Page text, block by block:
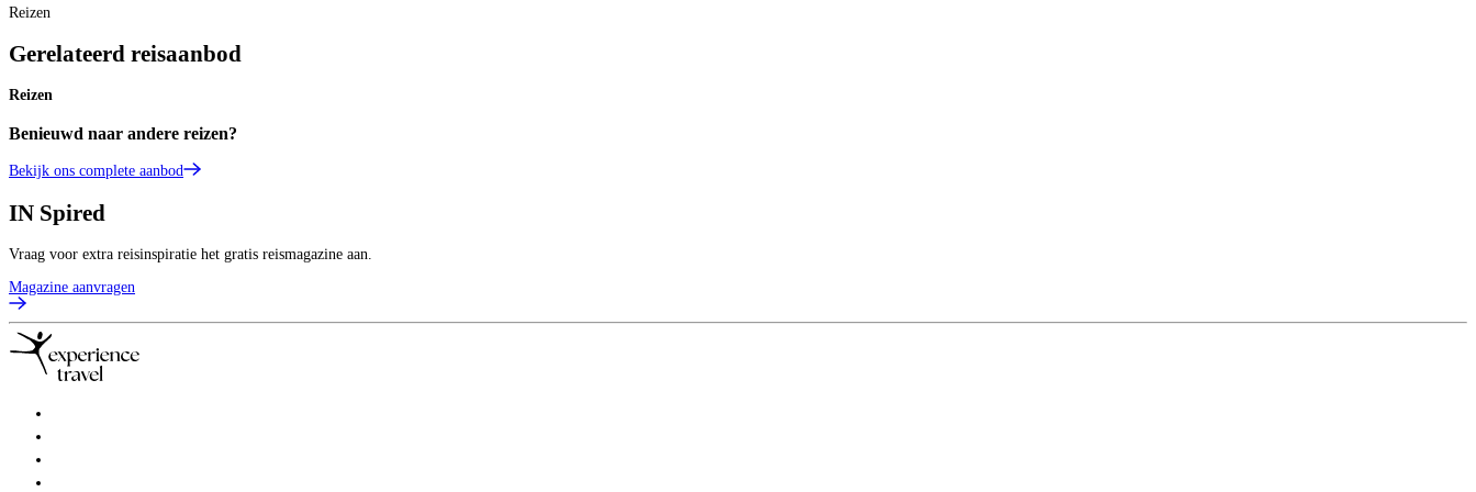
Reizen
Gerelateerd reisaanbod
Reizen
Benieuwd naar andere reizen?
Bekijk ons complete aanbod
IN Spired
Vraag voor extra reisinspiratie het gratis reismagazine aan.
Magazine aanvragen